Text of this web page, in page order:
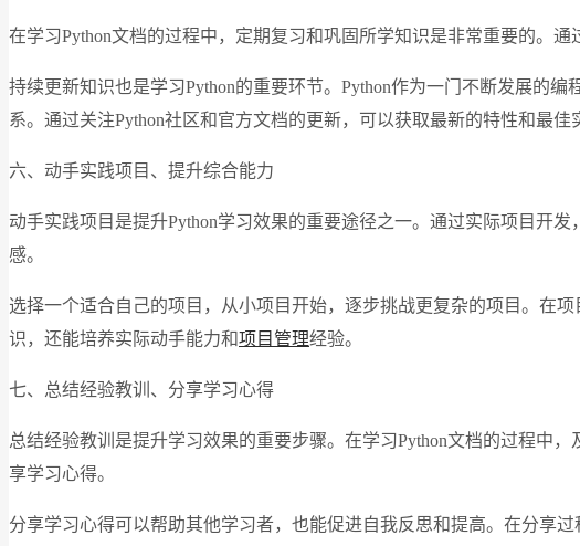
在学习Python文档的过程中，定期复习和巩固所学知识是非常重要的。
持续更新知识也是学习Python的重要环节。Python作为一门不断发展的
系。通过关注Python社区和官方文档的更新，可以获取最新的特性和最佳
六、动手实践项目、提升综合能力
动手实践项目是提升Python学习效果的重要途径之一。通过实际项目开
感。
选择一个适合自己的项目，从小项目开始，逐步挑战更复杂的项目。在
识，还能培养实际动手能力和项目管理经验。
七、总结经验教训、分享学习心得
总结经验教训是提升学习效果的重要步骤。在学习Python文档的过程中
享学习心得。
分享学习心得可以帮助其他学习者，也能促进自我反思和提高。在分享